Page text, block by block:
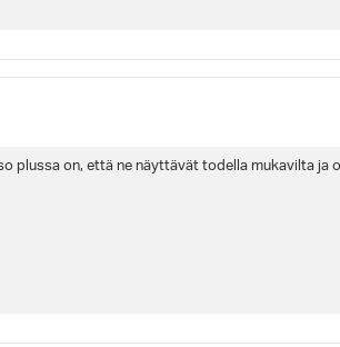
plussa on, että ne näyttävät todella mukavilta